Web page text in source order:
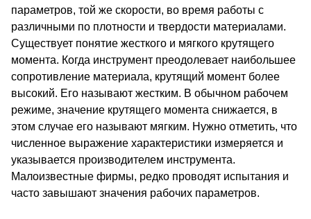
параметров, той же скорости, во время работы с
различными по плотности и твердости материалами.
Существует понятие жесткого и мягкого крутящего
момента. Когда инструмент преодолевает наибольшее
сопротивление материала, крутящий момент более
высокий. Его называют жестким. В обычном рабочем
режиме, значение крутящего момента снижается, в
этом случае его называют мягким. Нужно отметить, что
численное выражение характеристики измеряется и
указывается производителем инструмента.
Малоизвестные фирмы, редко проводят испытания и
часто завышают значения рабочих параметров.